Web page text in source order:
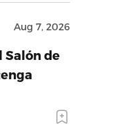
Aug 7, 2026
Salón de